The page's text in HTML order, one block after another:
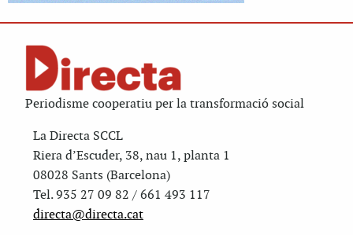
Periodisme cooperatiu per la transformació social
La Directa SCCL
Riera d’Escuder, 38, nau 1, planta 1
08028 Sants (Barcelona)
Tel. 935 27 09 82 / 661 493 117
directa@directa.cat